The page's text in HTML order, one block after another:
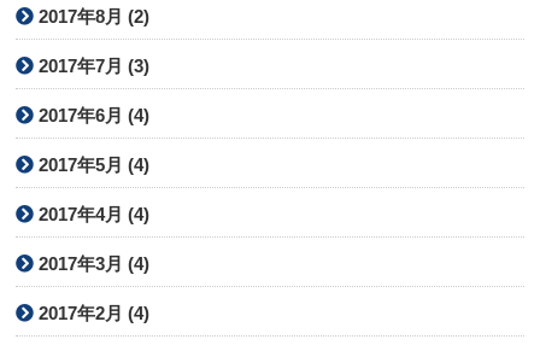
2017年8月 (2)
2017年7月 (3)
2017年6月 (4)
2017年5月 (4)
2017年4月 (4)
2017年3月 (4)
2017年2月 (4)